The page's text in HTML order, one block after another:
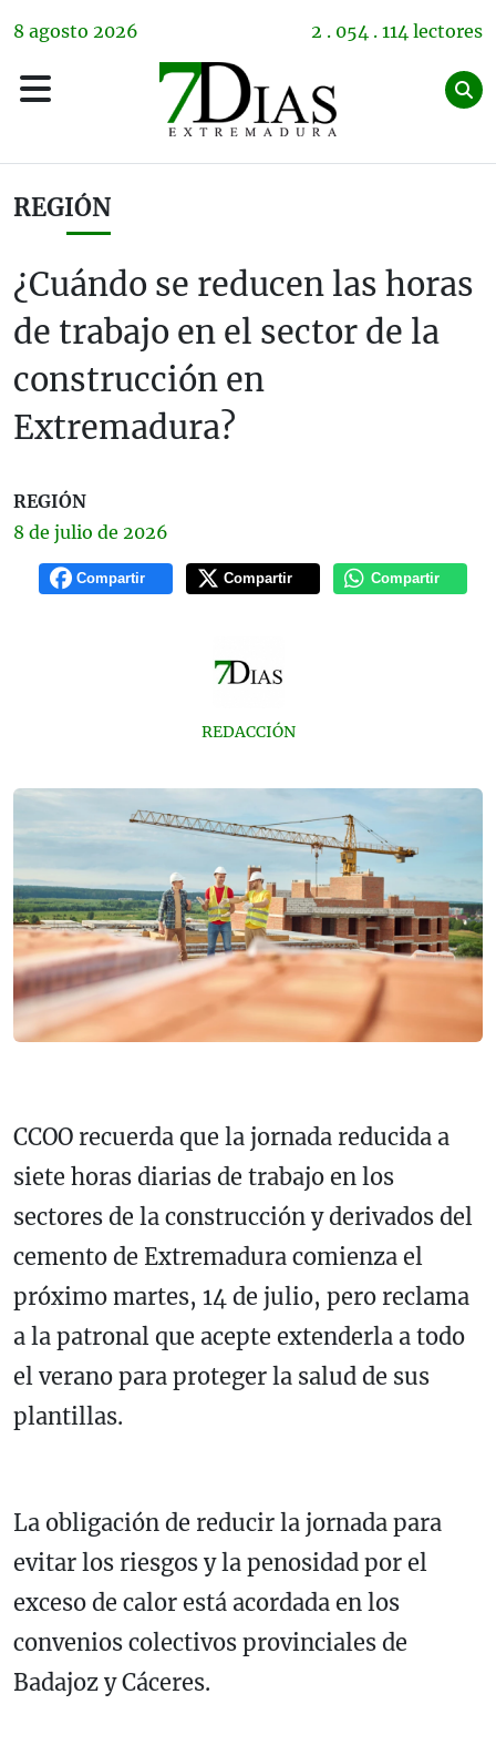
8 agosto 2026 2 . 054 . 114 lectores
REGIÓN
¿Cuándo se reducen las horas
de trabajo en el sector de la
construcción en
Extremadura?
REGIÓN
8 de julio de 2026
Compartir Compartir Compartir
REDACCIÓN
CCOO recuerda que la jornada reducida a
siete horas diarias de trabajo en los
sectores de la construcción y derivados del
cemento de Extremadura comienza el
próximo martes, 14 de julio, pero reclama
a la patronal que acepte extenderla a todo
el verano para proteger la salud de sus
plantillas.
La obligación de reducir la jornada para
evitar los riesgos y la penosidad por el
exceso de calor está acordada en los
convenios colectivos provinciales de
Badajoz y Cáceres.